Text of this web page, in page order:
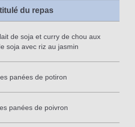
du repas
de soja et curry de chou aux
soja avec riz au jasmin
panées de potiron
panées de poivron